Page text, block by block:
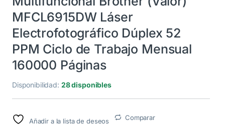
MFCL6915DW Láser
Electrofotográfico Dúplex 52
PPM Ciclo de Trabajo Mensual
160000 Páginas
Disponibilidad: 28 disponibles
Añadir a la lista de deseos Comparar